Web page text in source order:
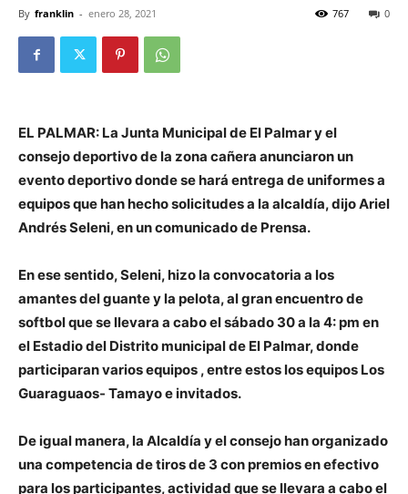
By franklin - enero 28, 2021 0
767
EL PALMAR: La Junta Municipal de El Palmar y el
consejo deportivo de la zona cañera anunciaron un
evento deportivo donde se hará entrega de uniformes a
equipos que han hecho solicitudes a la alcaldía, dijo Ariel
Andrés Seleni, en un comunicado de Prensa.
En ese sentido, Seleni, hizo la convocatoria a los
amantes del guante y la pelota, al gran encuentro de
softbol que se llevara a cabo el sábado 30 a la 4: pm en
el Estadio del Distrito municipal de El Palmar, donde
participaran varios equipos , entre estos los equipos Los
Guaraguaos- Tamayo e invitados.
De igual manera, la Alcaldía y el consejo han organizado
una competencia de tiros de 3 con premios en efectivo
para los participantes, actividad que se llevara a cabo el